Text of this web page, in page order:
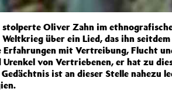
stolperte Oliver Zahn im
über ein Lied, das ihn
Erfahrungen mit Vertreibung, Flucht
Urenkel von Vertriebenen, er hat zu
ist an dieser Stelle nahezu